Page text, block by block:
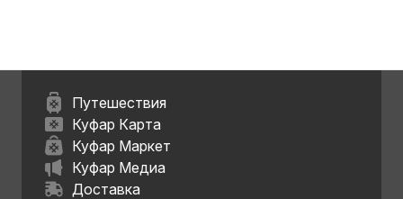
Путешествия
Куфар Карта
Куфар Маркет
Куфар Медиа
Доставка